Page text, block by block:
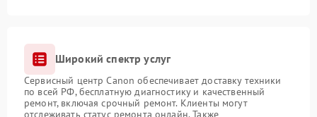
Широкий спектр услуг
Сервисный центр Canon обеспечивает доставку техники
по всей РФ, бесплатную диагностику и качественный
ремонт, включая срочный ремонт. Клиенты могут
отслеживать статус ремонта онлайн. Также